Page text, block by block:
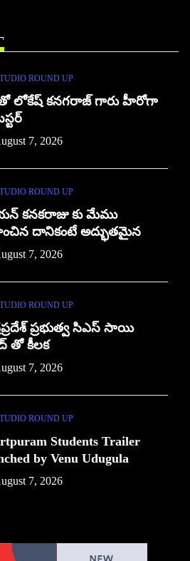
ROUND UP
లోకేష్ కనగరాజ్ గారు హీరోగా
7, 2026
ROUND UP
కనకరాజు కు మేము
దానికంటే అద్భుతమైన
7, 2026
ROUND UP
ప్రభుత్వ సిఎస్ సాయి
తో కీలక
7, 2026
ROUND UP
Students Trailer
by Venu Udugula
7, 2026